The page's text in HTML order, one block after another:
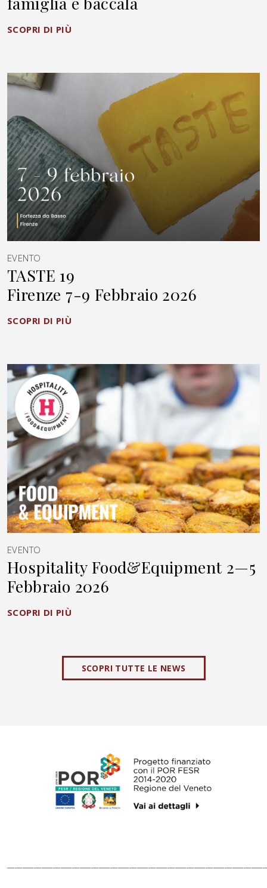
SCOPRI DI PIÙ
EVENTO
TASTE 19
Firenze 7-9 Febbraio 2026
SCOPRI DI PIÙ
EVENTO
Hospitality Food&Equipment 2—5
Febbraio 2026
SCOPRI DI PIÙ
SCOPRI TUTTE LE NEWS